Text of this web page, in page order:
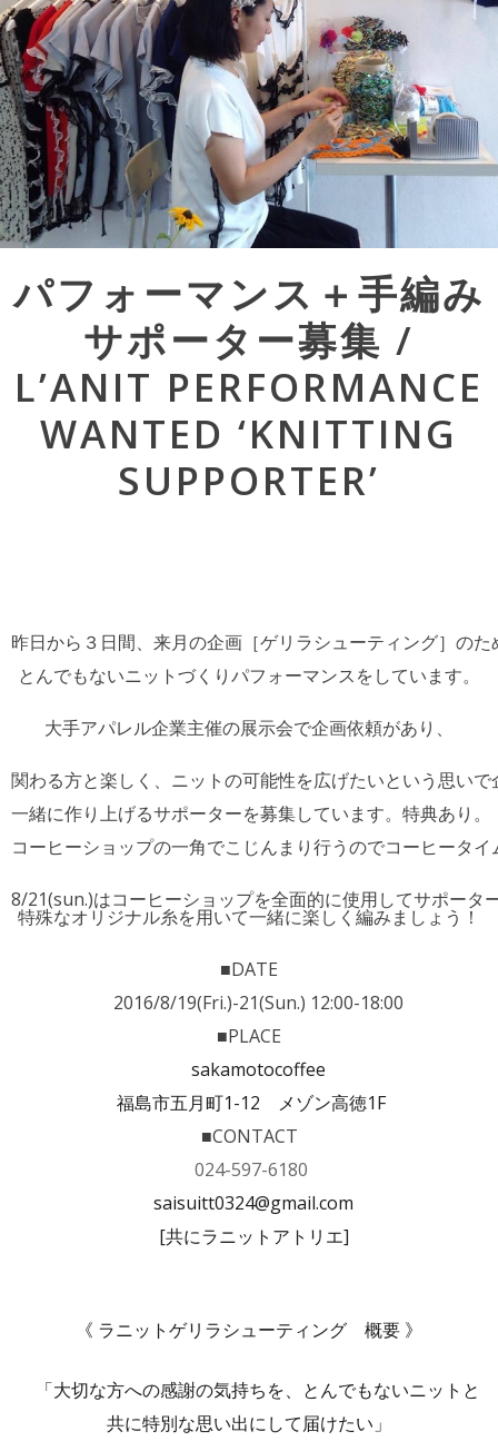
パフォーマンス＋手編み
サポーター募集 /
L’ANIT PERFORMANCE
WANTED ‘KNITTING
SUPPORTER’
昨日から３日間、来月の企画［ゲリラシューティング］のた
とんでもないニットづくりパフォーマンスをしています。
大手アパレル企業主催の展示会で企画依頼があり、
関わる方と楽しく、ニットの可能性を広げたいという思い
一緒に作り上げるサポーターを募集しています。特典あり
コーヒーショップの一角でこじんまり行うのでコーヒータ
8/21(sun.)はコーヒーショップを全面的に使用してサポータ
特殊なオリジナル糸を用いて一緒に楽しく編みましょう！
■DATE
2016/8/19(Fri.)-21(Sun.) 12:00-18:00
■PLACE
sakamotocoffee
福島市五月町1-12 メゾン高徳1F
■CONTACT
024-597-6180
saisuitt0324@gmail.com
[共にラニットアトリエ]
《 ラニットゲリラシューティング 概要 》
「大切な方への感謝の気持ちを、とんでもないニットと
共に特別な思い出にして届けたい」
navigation